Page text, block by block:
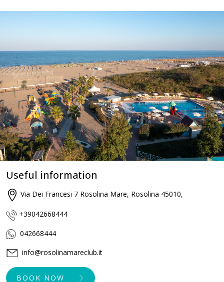
Useful information
Via Dei Francesi 7 Rosolina Mare, Rosolina 45010,
+39042668444
042668444
info@rosolinamareclub.it
BOOK NOW